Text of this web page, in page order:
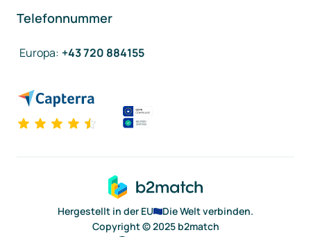
Telefonnummer
Europa: +43 720 884155
Hergestellt in der EU
Die Welt verbinden.
Copyright © 2025 b2match